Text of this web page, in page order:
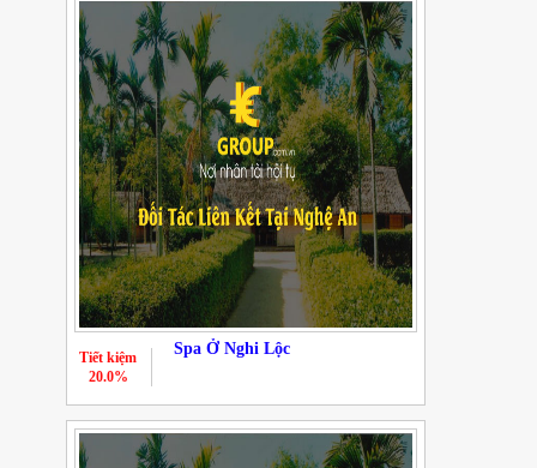
Spa Ở Nghi Lộc
Tiết kiệm
20.0%